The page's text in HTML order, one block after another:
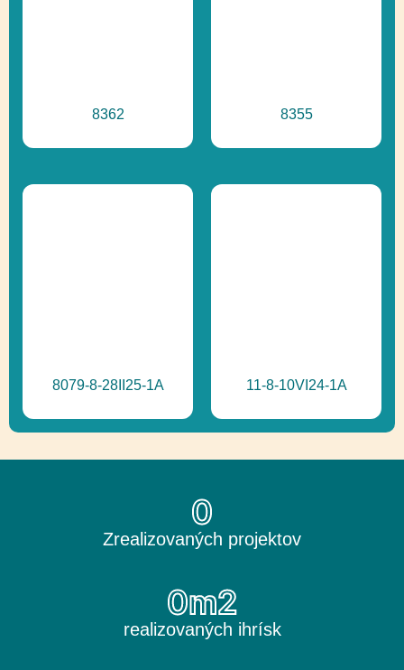
8362 8355
8079-8-28II25-1A 11-8-10VI24-1A
Zrealizovaných projektov
0
realizovaných ihrísk
0m2